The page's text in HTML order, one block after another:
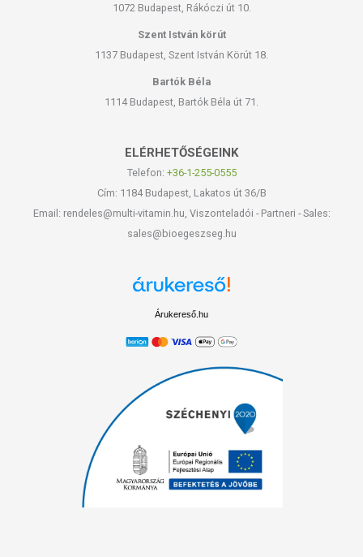
1072 Budapest, Rákóczi út 10.
Szent István körút
1137 Budapest, Szent István Körút 18.
Bartók Béla
1114 Budapest, Bartók Béla út 71.
ELÉRHETŐSÉGEINK
Telefon: +36-1-255-0555
Cím: 1184 Budapest, Lakatos út 36/B
Email: rendeles@multi-vitamin.hu, Viszonteladói - Partneri - Sales:
sales@bioegeszseg.hu
Árukereső.hu